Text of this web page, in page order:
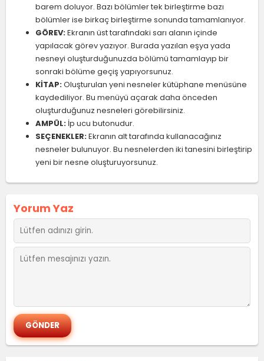
barem doluyor. Bazı bölümler tek birleştirme bazı
bölümler ise birkaç birleştirme sonunda tamamlanıyor.
GÖREV:Ekranın üst tarafındaki sarı alanın içinde
yapılacak görev yazıyor. Burada yazılan eşya yada
nesneyi oluşturduğunuzda bölümü tamamlayıp bir
sonraki bölüme geçiş yapıyorsunuz.
KİTAP:Oluşturulan yeni nesneler kütüphane menüsüne
kaydediliyor. Bu menüyü açarak daha önceden
oluşturduğunuz nesneleri görebilirsiniz.
AMPÜL: İp ucu butonudur.
SEÇENEKLER:Ekranın alt tarafında kullanacağınız
nesneler bulunuyor. Bu nesnelerden iki tanesini birleştirip
yeni bir nesne oluşturuyorsunuz.
Yorum Yaz